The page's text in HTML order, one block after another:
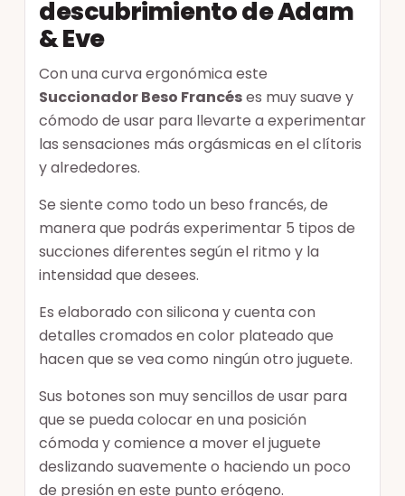
descubrimiento de Adam
& Eve
Con una curva ergonómica este
Succionador Beso Francéses muy suave y
cómodo de usar para llevarte a experimentar
las sensaciones más orgásmicas en el clítoris
y alrededores.
Se siente como todo un beso francés, de
manera que podrás experimentar 5 tipos de
succiones diferentes según el ritmo y la
intensidad que desees.
Es elaborado con silicona y cuenta con
detalles cromados en color plateado que
hacen que se vea como ningún otro juguete.
Sus botones son muy sencillos de usar para
que se pueda colocar en una posición
cómoda y comience a mover el juguete
deslizando suavemente o haciendo un poco
de presión en este punto erógeno.